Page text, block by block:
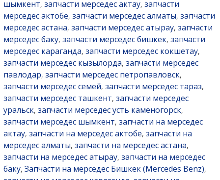
шымкент, запчасти мерседес актау, запчасти
мерседес актобе, запчасти мерседес алматы, запчасти
мерседес астана, запчасти мерседес атырау, запчасти
мерседес баку, запчасти мерседес бишкек, запчасти
мерседес караганда, запчасти мерседес кокшетау,
запчасти мерседес кызылорда, запчасти мерседес
павлодар, запчасти мерседес петропавловск,
запчасти мерседес семей, запчасти мерседес тараз,
запчасти мерседес ташкент, запчасти мерседес
уральск, запчасти мерседес усть каменогорск,
запчасти мерседес шымкент, запчасти на мерседес
актау, запчасти на мерседес актобе, запчасти на
мерседес алматы, запчасти на мерседес астана,
запчасти на мерседес атырау, запчасти на мерседес
баку, Запчасти на мерседес Бишкек (Mercedes Benz),